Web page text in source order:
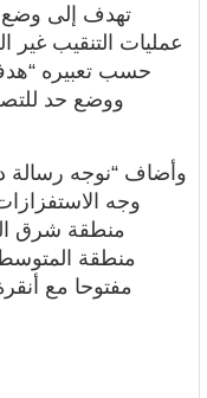
تهدف إلى وضع
عمليات التنقيب
حسب تعبيره
ووضع حد
وأضاف “نوجه رسالة
وجه
منطقة شرق
منطقة المتوسط
مفتوحا مع